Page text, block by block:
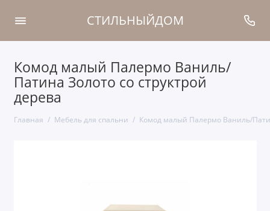
СТИЛЬНЫЙДОМ
Комод малый Палермо Ваниль/
Патина Золото со структрой
дерева
Главная Мебель для спальни Комод малый Палермо Ваниль/